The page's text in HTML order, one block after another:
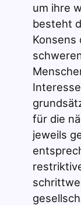
um ihre
besteht
Konsens
für die
jeweils